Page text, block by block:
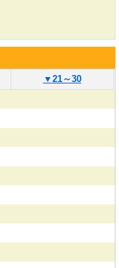
▼ 21～30